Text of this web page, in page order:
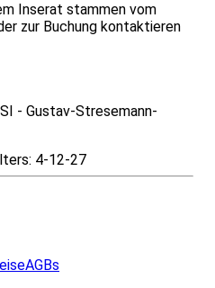
Inserat stammen vom
zur Buchung kontaktieren
- Gustav-Stresemann-
4-12-27
AGBs